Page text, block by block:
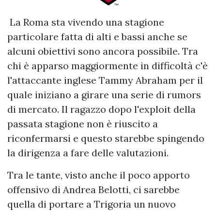
La Roma sta vivendo una stagione
particolare fatta di alti e bassi anche se
alcuni obiettivi sono ancora possibile. Tra
chi è apparso maggiormente in difficoltà c'è
l'attaccante inglese Tammy Abraham per il
quale iniziano a girare una serie di rumors
di mercato. Il ragazzo dopo l'exploit della
passata stagione non è riuscito a
riconfermarsi e questo starebbe spingendo
la dirigenza a fare delle valutazioni.
Tra le tante, visto anche il poco apporto
offensivo di Andrea Belotti, ci sarebbe
quella di portare a Trigoria un nuovo